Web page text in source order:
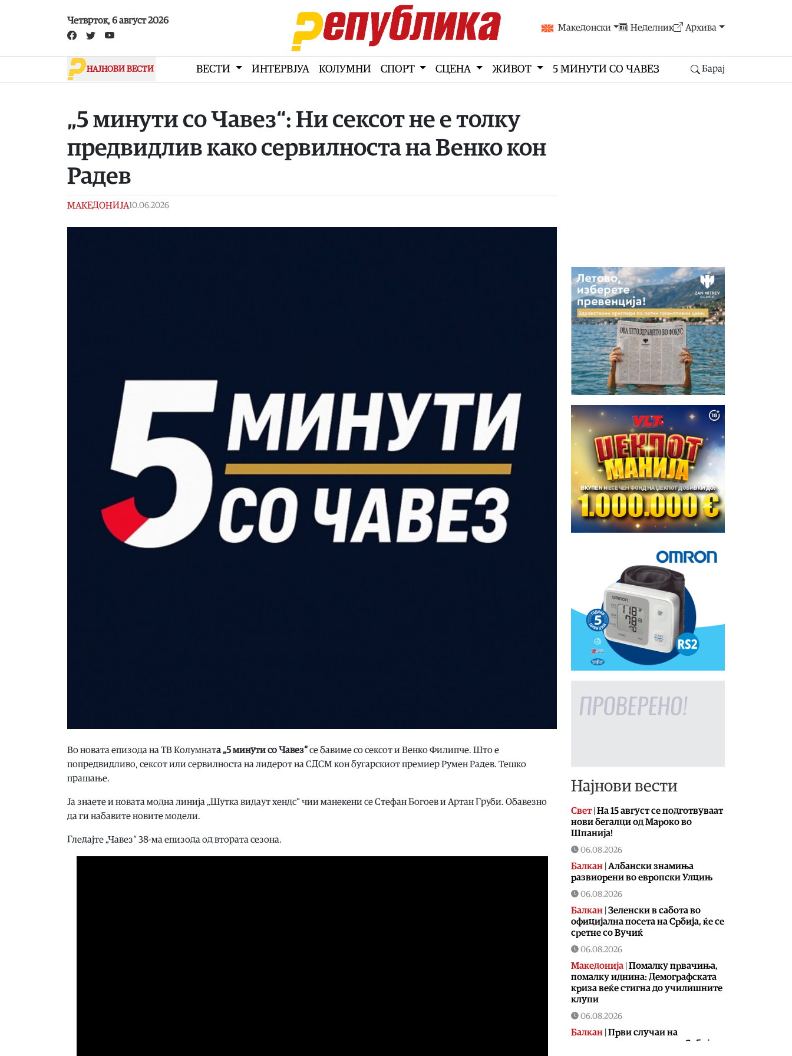
Четврток, 6 август 2026
Македонски Неделник Архива
НАЈНОВИ ВЕСТИ ВЕСТИ ИНТЕРВЈУА КОЛУМНИ СПОРТ СЦЕНА ЖИВОТ 5 МИНУТИ СО ЧАВЕЗ Барај
„5 минути со Чавез“: Ни сексот не е толку
предвидлив како сервилноста на Венко кон
Радев
МАКЕДОНИЈА10.06.2026
Во новата епизода на ТВ Колумната „5 минути со Чавез“се бавиме со сексот и Венко Филипче. Што е
попредвидливо, сексот или сервилноста на лидерот на СДСМ кон бугарскиот премиер Румен Радев. Тешко
прашање.
Ја знаете и новата модна линија „Шутка видаут хендс“ чии манекени се Стефан Богоев и Артан Груби. Обавезно
да ги набавите новите модели.
Гледајте „Чавез“ 38-ма епизода од втората сезона.
Најнови вести
Свет| На 15 август се подготвуваат
нови бегалци од Мароко во
Шпанија!
06.08.2026
Балкан | Албански знамиња
развиорени во европски Улцињ
06.08.2026
Балкан | Зеленски в сабота во
официјална посета на Србија, ќе се
сретне со Вучиќ
06.08.2026
Македонија | Помалку првачиња,
помалку иднина: Демографската
криза веќе стигна до училишните
клупи
06.08.2026
Балкан | Први случаи на
западнонилска треска во Србија: